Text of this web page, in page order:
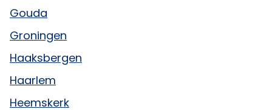
Gouda
Groningen
Haaksbergen
Haarlem
Heemskerk